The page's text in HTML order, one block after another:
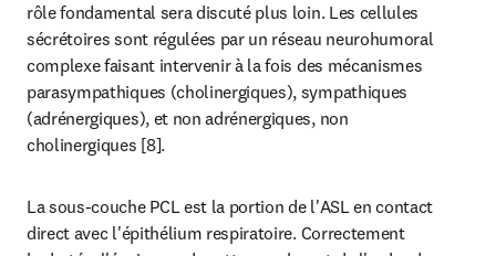
rôle fondamental sera discuté plus loin. Les cellules
sécrétoires sont régulées par un réseau neurohumoral
complexe faisant intervenir à la fois des mécanismes
parasympathiques (cholinergiques), sympathiques
(adrénergiques), et non adrénergiques, non
cholinergiques [8].
La sous-couche PCL est la portion de l'ASL en contact
direct avec l'épithélium respiratoire. Correctement